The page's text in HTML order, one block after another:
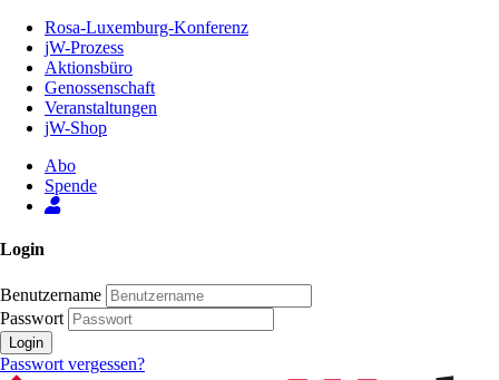
Inhalt
Seite
Rosa-Luxemburg-Konferenz
jW-Prozess
Aktionsbüro
Genossenschaft
Veranstaltungen
jW-Shop
Abo
Spende
Login
Benutzername
Passwort
Login
Passwort vergessen?